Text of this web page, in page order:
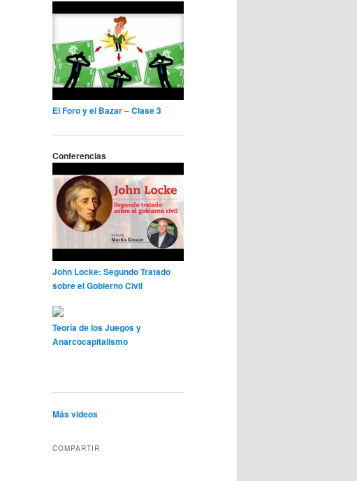
El Foro y el Bazar – Clase 3
Conferencias
John Locke: Segundo Tratado
sobre el Gobierno Civil
Teoría de los Juegos y
Anarcocapitalismo
Más videos
COMPARTIR